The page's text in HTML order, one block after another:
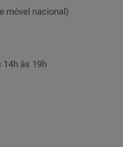
móvel nacional)
14h às 19h